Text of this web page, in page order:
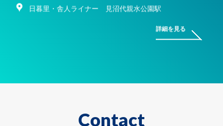
日暮里・舎人ライナー 見沼代親水公園駅
詳細を見る
Contact